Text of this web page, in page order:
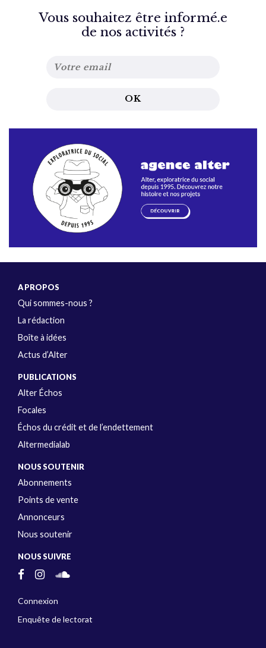
Vous souhaitez être informé.e
de nos activités ?
A PROPOS
Qui sommes-nous ?
La rédaction
Boîte à idées
Actus d’Alter
PUBLICATIONS
Alter Échos
Focales
Échos du crédit et de l’endettement
Altermedialab
NOUS SOUTENIR
Abonnements
Points de vente
Annonceurs
Nous soutenir
NOUS SUIVRE
Connexion
Enquête de lectorat